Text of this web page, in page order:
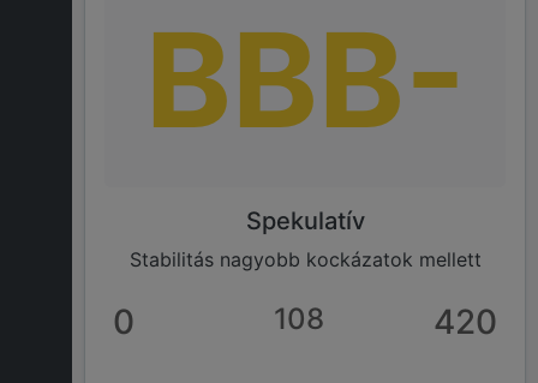
BBB-
Spekulatív
Stabilitás nagyobb kockázatok mellett
0 108 420